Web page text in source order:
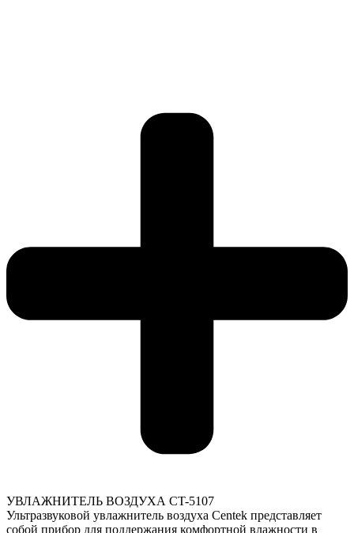
УВЛАЖНИТЕЛЬ ВОЗДУХА CT-5107
Ультразвуковой увлажнитель воздуха Centek представляет
собой прибор для поддержания комфортной влажности в